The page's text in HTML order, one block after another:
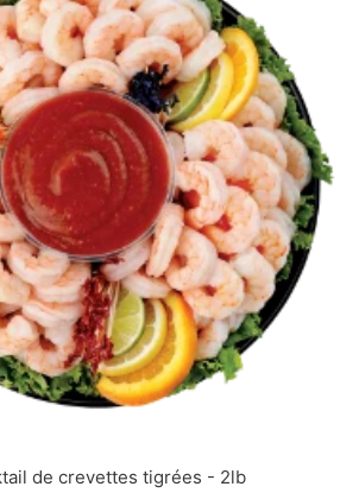
de crevettes tigrées - 2lb